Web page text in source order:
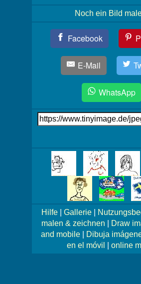
Noch ein Bild
Facebook
E-Mail
WhatsApp
Link
auf's
Bilder!
Hilfe| Gallerie|
malen & zeichnen
Draw
and mobile|
Dibuja
en el móvil
online